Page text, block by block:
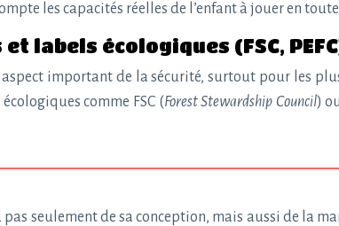
les capacités réelles de l’enfant à jouer en
labels écologiques (FSC,
important de la sécurité, surtout pour les
comme FSC (Forest Stewardship Council)
pas seulement de sa conception, mais aussi de la